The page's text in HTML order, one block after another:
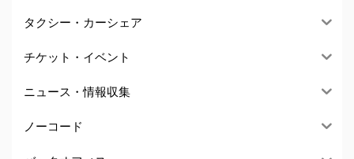
タクシー・カーシェア
チケット・イベント
ニュース・情報収集
ノーコード